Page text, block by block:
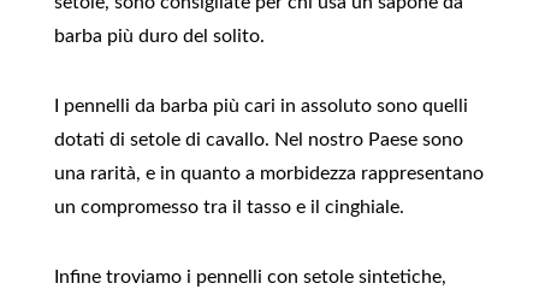
barba più duro del solito.
I pennelli da barba più cari in assoluto sono quelli
dotati di setole di cavallo. Nel nostro Paese sono
una rarità, e in quanto a morbidezza rappresentano
un compromesso tra il tasso e il cinghiale.
Infine troviamo i pennelli con setole sintetiche,